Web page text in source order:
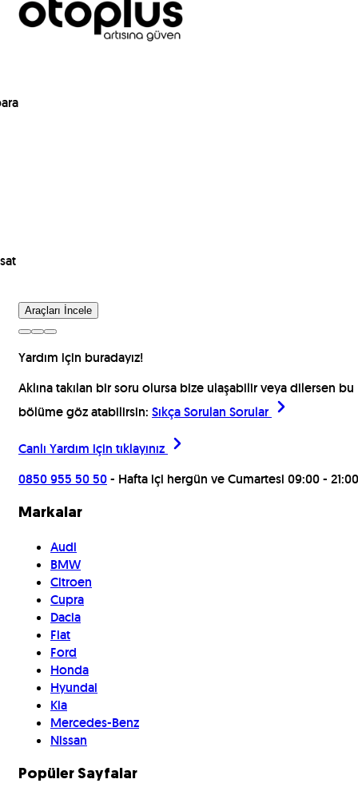
Araçları İncele
Yardım için buradayız!
Aklına takılan bir soru olursa bize ulaşabilir veya dilersen bu
bölüme göz atabilirsin: Sıkça Sorulan Sorular
Canlı Yardım için tıklayınız
0850 955 50 50- Hafta içi hergün ve Cumartesi 09:00 - 21:00
Markalar
Audi
BMW
Citroen
Cupra
Dacia
Fiat
Ford
Honda
Hyundai
Kia
Mercedes-Benz
Nissan
Popüler Sayfalar